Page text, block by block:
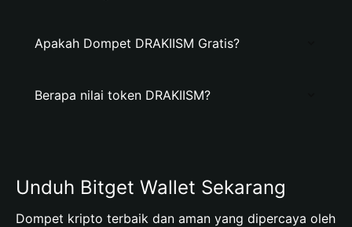
Apakah Dompet DRAKIISM Gratis?
Berapa nilai token DRAKIISM?
Unduh Bitget Wallet Sekarang
Dompet kripto terbaik dan aman yang dipercaya oleh